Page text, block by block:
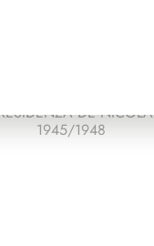
DE NICOLA
1945/1948